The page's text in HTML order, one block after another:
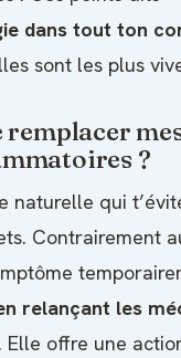
dans tout ton
sont les plus
remplacer
?
naturelle qui
Contrairement
relançant les
. Elle offre une